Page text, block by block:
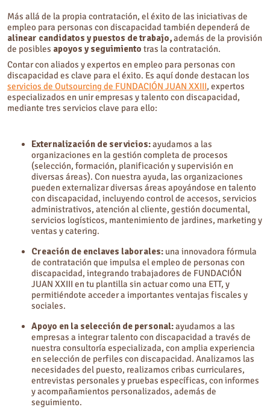
Más allá de la propia contratación, el éxito de las iniciativas de
empleo para personas con discapacidad también dependerá de
alinear candidatos y puestos de trabajo,además de la provisión
de posibles apoyos y seguimiento tras la contratación.
Contar con aliados y expertos en empleo para personas con
discapacidad es clave para el éxito. Es aquí donde destacan los
servicios de Outsourcing de FUNDACIÓN JUAN XXIII, expertos
especializados en unir empresas y talento con discapacidad,
mediante tres servicios clave para ello:
Externalización de servicios:ayudamos a las
organizaciones en la gestión completa de procesos
(selección, formación, planificación y supervisión en
diversas áreas). Con nuestra ayuda, las organizaciones
pueden externalizar diversas áreas apoyándose en talento
con discapacidad, incluyendo control de accesos, servicios
administrativos, atención al cliente, gestión documental,
servicios logísticos, mantenimiento de jardines, marketing y
ventas y catering.
Creación de enclaves laborales: una innovadora fórmula
de contratación que impulsa el empleo de personas con
discapacidad, integrando trabajadores de FUNDACIÓN
JUAN XXIII en tu plantilla sin actuar como una ETT, y
permitiéndote acceder a importantes ventajas fiscales y
sociales.
Apoyo en la selección de personal:ayudamos a las
empresas a integrar talento con discapacidad a través de
nuestra consultoría especializada, con amplia experiencia
en selección de perfiles con discapacidad. Analizamos las
necesidades del puesto, realizamos cribas curriculares,
entrevistas personales y pruebas específicas, con informes
y acompañamientos personalizados, además de
seguimiento.